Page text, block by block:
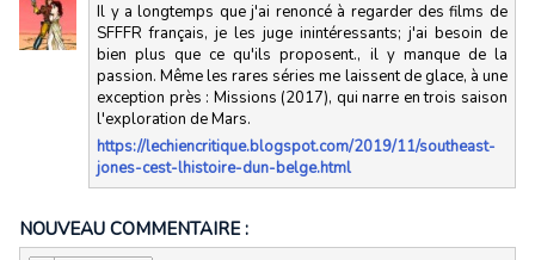
Il y a longtemps que j'ai renoncé à regarder des films de
SFFFR français, je les juge inintéressants; j'ai besoin de
bien plus que ce qu'ils proposent., il y manque de la
passion. Même les rares séries me laissent de glace, à une
exception près : Missions (2017), qui narre en trois saison
l'exploration de Mars.
https://lechiencritique.blogspot.com/2019/11/southeast-
jones-cest-lhistoire-dun-belge.html
NOUVEAU COMMENTAIRE :